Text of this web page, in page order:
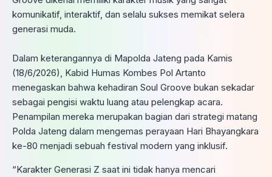
komunikatif, interaktif, dan selalu sukses memikat selera
generasi muda.
Dalam keterangannya di Mapolda Jateng pada Kamis
(18/6/2026), Kabid Humas Kombes Pol Artanto
menegaskan bahwa kehadiran Soul Groove bukan sekadar
sebagai pengisi waktu luang atau pelengkap acara.
Penampilan mereka merupakan bagian dari strategi matang
Polda Jateng dalam mengemas perayaan Hari Bhayangkara
ke-80 menjadi sebuah festival modern yang inklusif.
“Karakter Generasi Z saat ini tidak hanya mencari